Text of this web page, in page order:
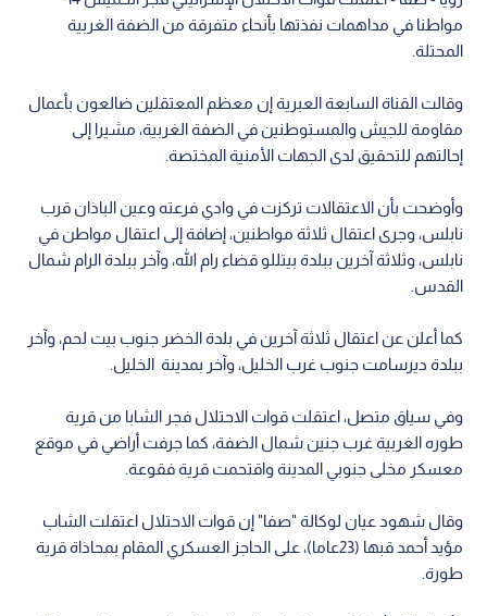
مواطنا في مداهمات نفذتها بأنحاء متفرقة من الضفة الغربية
المحتلة.
وقالت القناة السابعة العبرية إن معظم المعتقلين ضالعون بأعمال
مقاومة للجيش والمستوطنين في الضفة الغربية، مشيرا إلى
إحالتهم للتحقيق لدى الجهات الأمنية المختصة.
وأوضحت بأن الاعتقالات تركزت في وادي فرعته وعين الباذان قرب
نابلس، وجرى اعتقال ثلاثة مواطنين، إضافة إلى اعتقال مواطن في
نابلس، وثلاثة آخرين ببلدة بيتللو قضاء رام الله، وآخر ببلدة الرام شمال
القدس.
كما أعلن عن اعتقال ثلاثة آخرين في بلدة الخضر جنوب بيت لحم، وآخر
ببلدة ديرسامت جنوب غرب الخليل، وآخر بمدينة الخليل.
وفي سياق متصل، اعتقلت قوات الاحتلال فجر الشابا من قرية
طوره الغربية غرب جنين شمال الضفة، كما جرفت أراضي في موقع
معسكر مخلى جنوبي المدينة واقتحمت قرية فقوعة.
وقال شهود عيان لوكالة "صفا" إن قوات الاحتلال اعتقلت الشاب
مؤيد أحمد قبها (23عاما)، على الحاجز العسكري المقام بمحاذاة قرية
طورة.